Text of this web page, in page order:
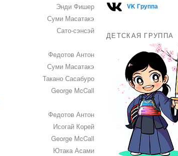
Энди Фишер
Суми Масатакэ
Сато-сэнсэй
Федотов Антон
Суми Масатакэ
Такано Сасабуро
George McCall
Федотов Антон
Исогай Корей
George McCall
Ютака Асами
VK Группа
ДЕТСКАЯ ГРУППА